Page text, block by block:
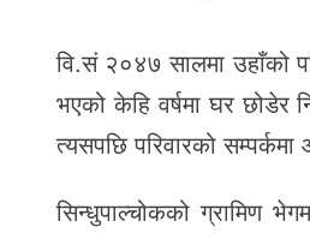
वि.सं २०४७ सालमा उहाँको
भएको केहि वर्षमा घर छोडेर
त्यसपछि परिवारको
सिन्धुपाल्चोकको ग्रामिण